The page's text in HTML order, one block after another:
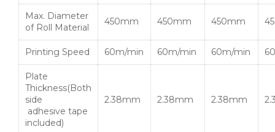
Max. Diameter
of Roll Material
450mm 450mm 450mm
Printing Speed 60m/min 60m/min 60m/min
Plate
Thickness(Both
side
adhesive tape
included)
2.38mm 2.38mm 2.38mm